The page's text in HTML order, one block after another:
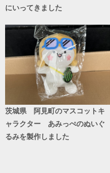
にいってきました
茨城県 阿見町のマスコットキ
ャラクター あみっぺのぬいぐ
るみを製作しました